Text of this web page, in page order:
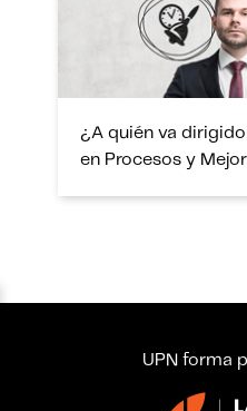
¿A quién va
en Procesos y
UPN forma